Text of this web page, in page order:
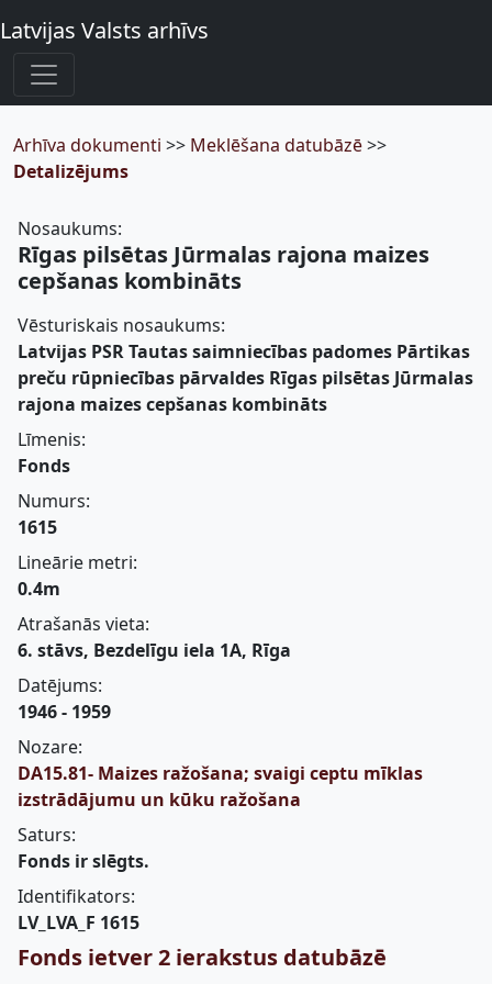
Latvijas Valsts arhīvs
Arhīva dokumenti >> Meklēšana datubāzē>>
Detalizējums
Nosaukums:
Rīgas pilsētas Jūrmalas rajona maizes
cepšanas kombināts
Vēsturiskais nosaukums:
Latvijas PSR Tautas saimniecības padomes Pārtikas
preču rūpniecības pārvaldes Rīgas pilsētas Jūrmalas
rajona maizes cepšanas kombināts
Līmenis:
Fonds
Numurs:
1615
Lineārie metri:
0.4m
Atrašanās vieta:
6. stāvs, Bezdelīgu iela 1A, Rīga
Datējums:
1946 - 1959
Nozare:
DA15.81- Maizes ražošana; svaigi ceptu mīklas
izstrādājumu un kūku ražošana
Saturs:
Fonds ir slēgts.
Identifikators:
LV_LVA_F 1615
Fonds ietver 2 ierakstus datubāzē